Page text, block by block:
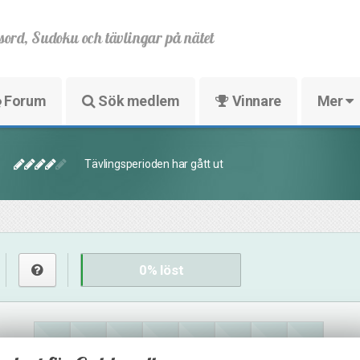
Sudoku och tävlingar på nätet
Forum Sök medlem Vinnare Mer
Tävlingsperioden har gått ut
0% löst